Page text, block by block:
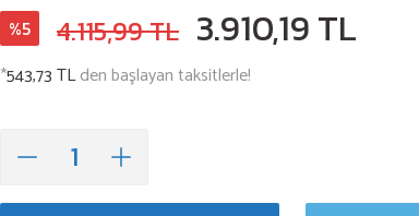
%5 4.115,99 TL 3.910,19 TL
*543,73 TLden başlayan taksitlerle!